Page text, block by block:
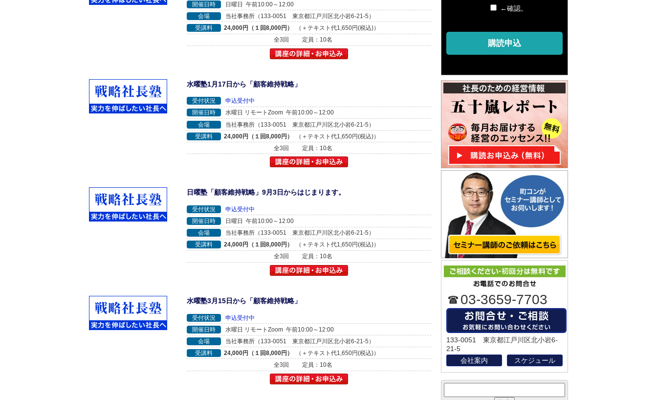
開催日時
日曜日 午前10:00～12:00
会場
当社事務所（133-0051 東京都江戸川区北小岩6-21-5）
受講料
24,000円（１回8,000円）
（＋テキスト代1,650円(税込)）
全3回
定員：10名
水曜塾1月17日から「顧客維持戦略」
受付状況
申込受付中
開催日時
水曜日 リモートZoom 午前10:00～12:00
会場
当社事務所（133-0051 東京都江戸川区北小岩6-21-5）
受講料
24,000円（１回8,000円）
（＋テキスト代1,650円(税込)）
全3回
定員：10名
日曜塾「顧客維持戦略」9月3日からはじまります。
受付状況
申込受付中
開催日時
日曜日 午前10:00～12:00
会場
当社事務所（133-0051 東京都江戸川区北小岩6-21-5）
受講料
24,000円（１回8,000円）
（＋テキスト代1,650円(税込)）
全3回
定員：10名
水曜塾3月15日から「顧客維持戦略」
受付状況
申込受付中
開催日時
水曜日 リモートZoom 午前10:00～12:00
会場
当社事務所（133-0051 東京都江戸川区北小岩6-21-5）
受講料
24,000円（１回8,000円）
（＋テキスト代1,650円(税込)）
全3回
定員：10名
←確認。
03-3659-7703
133-0051 東京都江戸川区北小岩6-
21-5
会社案内
スケジュール
イ